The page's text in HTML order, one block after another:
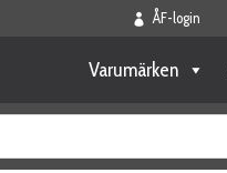
ÅF-login
Varumärken